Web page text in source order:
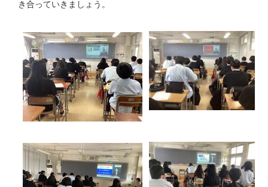
き合っていきましょう。